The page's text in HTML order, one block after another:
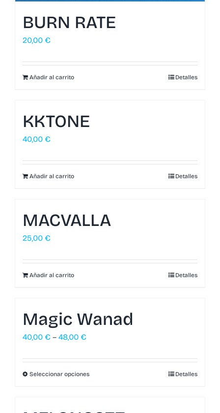
BURN RATE
20,00 €
Añadir al carrito Detalles
KKTONE
40,00 €
Añadir al carrito Detalles
MACVALLA
25,00 €
Añadir al carrito Detalles
Magic Wanad
40,00 € – 48,00 €
Seleccionar opciones Detalles